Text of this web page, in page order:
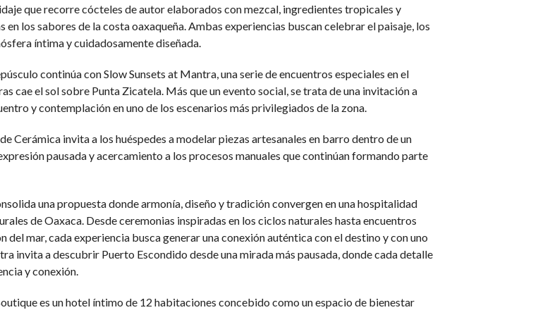
que recorre cócteles de autor elaborados con mezcal, ingredientes tropicales y
los sabores de la costa oaxaqueña. Ambas experiencias buscan celebrar el paisaje, los
íntima y cuidadosamente diseñada.
continúa con Slow Sunsets at Mantra, una serie de encuentros especiales en el
cae el sol sobre Punta Zicatela. Más que un evento social, se trata de una invitación a
y contemplación en uno de los escenarios más privilegiados de la zona.
Cerámica invita a los huéspedes a modelar piezas artesanales en barro dentro de un
pausada y acercamiento a los procesos manuales que continúan formando parte
una propuesta donde armonía, diseño y tradición convergen en una hospitalidad
de Oaxaca. Desde ceremonias inspiradas en los ciclos naturales hasta encuentros
mar, cada experiencia busca generar una conexión auténtica con el destino y con uno
invita a descubrir Puerto Escondido desde una mirada más pausada, donde cada detalle
y conexión.
es un hotel íntimo de 12 habitaciones concebido como un espacio de bienestar